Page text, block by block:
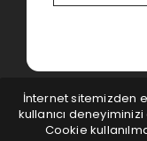
İnternet sitemizden
kullanıcı
Cookie